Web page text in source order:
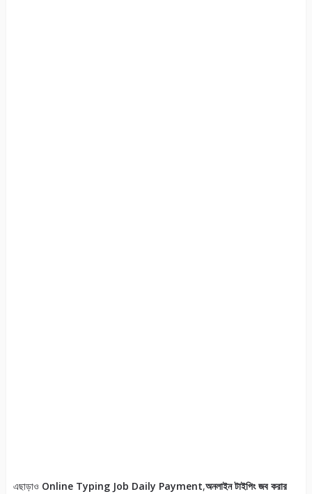
এছাড়াও Online Typing Job Daily Payment,অনলাইন টাইপিং জব করার